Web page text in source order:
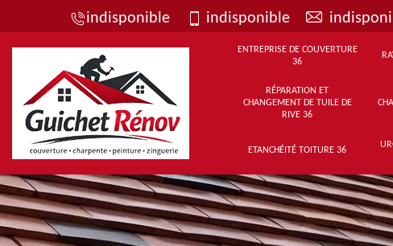
indisponible indisponible
ENTREPRISE DE COUVERTURE
36
RÉPARATION ET
CHANGEMENT DE TUILE DE
RIVE 36
ETANCHÉITÉ TOITURE 36